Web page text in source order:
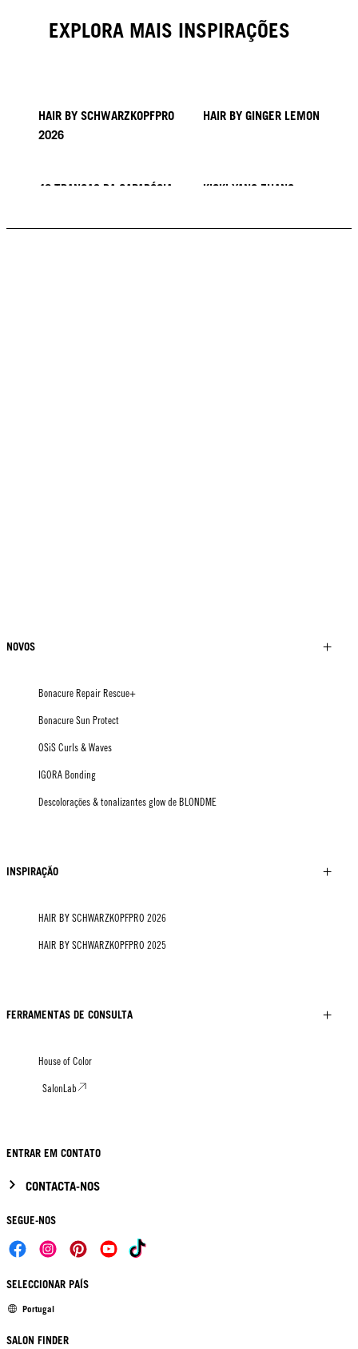
EXPLORA MAIS INSPIRAÇÕES
HAIR BY SCHWARZKOPFPRO
2026
HAIR BY GINGER LEMON
40 TRANÇAS DA CAPADÓCIA KICKI YANG ZHANG
TUSH
NOVOS
Bonacure Repair Rescue+
Bonacure Sun Protect
OSiS Curls & Waves
IGORA Bonding
Descolorações & tonalizantes glow de BLONDME
INSPIRAÇÃO
HAIR BY SCHWARZKOPFPRO 2026
HAIR BY SCHWARZKOPFPRO 2025
FERRAMENTAS DE CONSULTA
House of Color
SalonLab
ENTRAR EM CONTATO
CONTACTA-NOS
SEGUE-NOS
SELECCIONAR PAÍS
Portugal
SALON FINDER